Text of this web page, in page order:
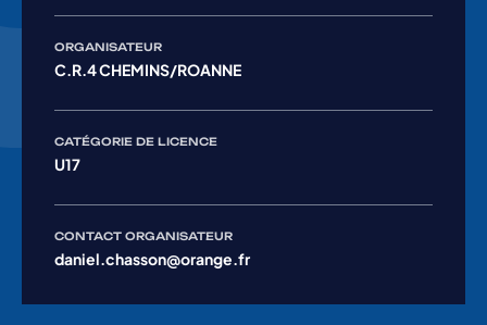
ORGANISATEUR
C.R.4 CHEMINS/ROANNE
CATÉGORIE DE LICENCE
U17
CONTACT ORGANISATEUR
daniel.chasson@orange.fr